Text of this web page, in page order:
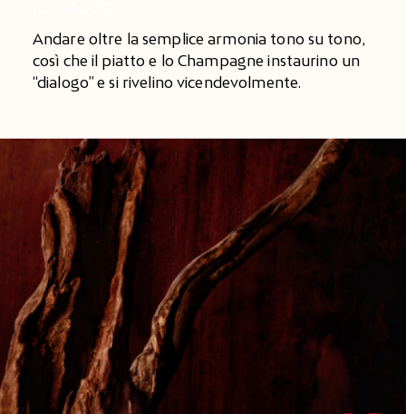
Andare oltre la semplice armonia tono su tono,
così che il piatto e lo Champagne instaurino un
“dialogo” e si rivelino vicendevolmente.